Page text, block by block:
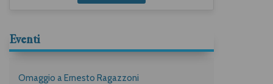
Eventi
Omaggio a Ernesto Ragazzoni